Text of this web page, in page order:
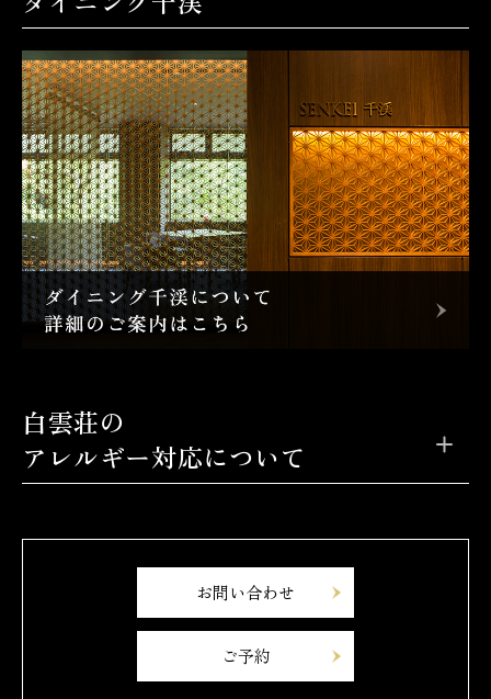
白雲荘の
アレルギー対応について
お問い合わせ
ご予約